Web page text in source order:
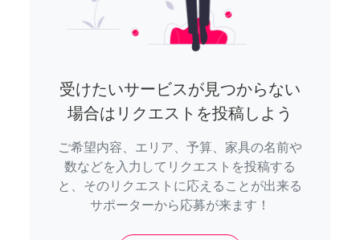
受けたいサービスが見つからない
場合はリクエストを投稿しよう
ご希望内容、エリア、予算、家具の名前や
数などを入力してリクエストを投稿する
と、そのリクエストに応えることが出来る
サポーターから応募が来ます！